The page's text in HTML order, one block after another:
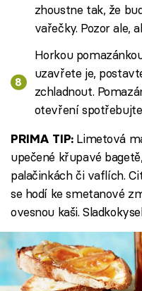
zhoustne tak, že
vařečky. Pozor ale,
Horkou
uzavřete je,
zchladnout.
otevření spotřebujte
PRIMA TIP:Limetová
upečené křupavé
palačinkách či vaflích.
se hodí ke smetanové
ovesnou kaši.